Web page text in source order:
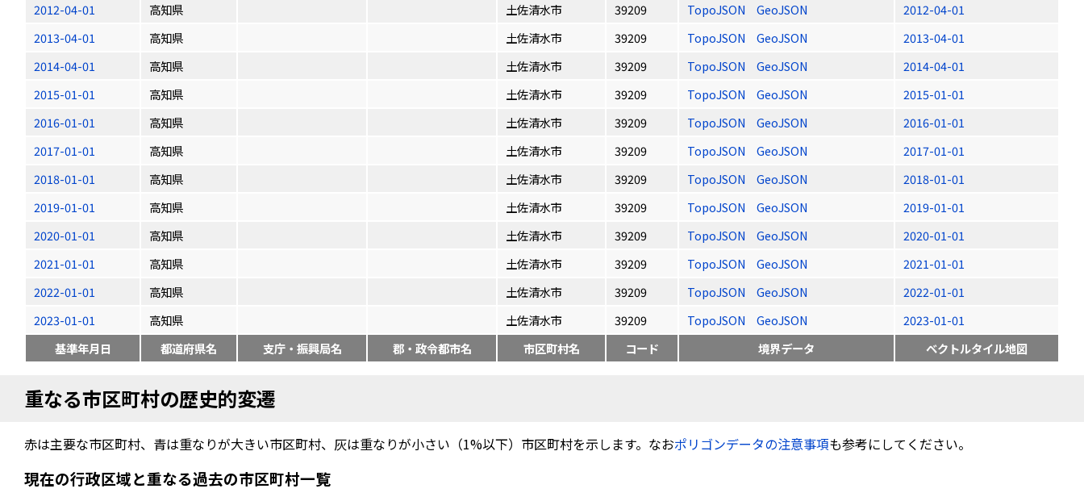
2012-04-01
高知県 土佐清水市 39209 TopoJSON GeoJSON
2012-04-01
2013-04-01
高知県 土佐清水市 39209 TopoJSON GeoJSON
2013-04-01
2014-04-01
高知県 土佐清水市 39209 TopoJSON GeoJSON
2014-04-01
2015-01-01
高知県 土佐清水市 39209 TopoJSON GeoJSON
2015-01-01
2016-01-01
高知県 土佐清水市 39209 TopoJSON GeoJSON
2016-01-01
2017-01-01
高知県 土佐清水市 39209 TopoJSON GeoJSON
2017-01-01
2018-01-01
高知県 土佐清水市 39209 TopoJSON GeoJSON
2018-01-01
2019-01-01
高知県 土佐清水市 39209 TopoJSON GeoJSON
2019-01-01
2020-01-01
高知県 土佐清水市 39209 TopoJSON GeoJSON
2020-01-01
2021-01-01
高知県 土佐清水市 39209 TopoJSON GeoJSON
2021-01-01
2022-01-01
高知県 土佐清水市 39209 TopoJSON GeoJSON
2022-01-01
2023-01-01
高知県 土佐清水市 39209 TopoJSON GeoJSON
2023-01-01
基準年月日
都道府県名 支庁・振興局名 郡・政令都市名 市区町村名 コード 境界データ ベクトルタイル地図
重なる市区町村の歴史的変遷
赤は主要な市区町村、青は重なりが大きい市区町村、灰は重なりが小さい（1%以下）市区町村を示します。なおポリゴンデータの注意事項も参考にしてください。
現在の行政区域と重なる過去の市区町村一覧